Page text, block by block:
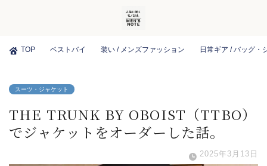
TOP ベストバイ 装い / メンズファッション 日常ギア / バッグ・
スーツ・ジャケット
THE TRUNK BY OBOIST（TTBO）
でジャケットをオーダーした話。
2025年3月13日